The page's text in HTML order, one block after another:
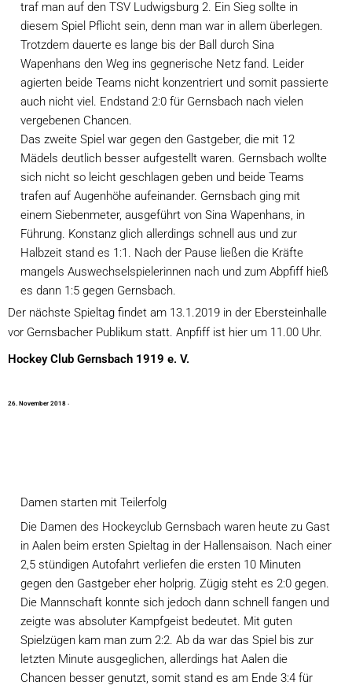
traf man auf den TSV Ludwigsburg 2. Ein Sieg sollte in
diesem Spiel Pflicht sein, denn man war in allem überlegen.
Trotzdem dauerte es lange bis der Ball durch Sina
Wapenhans den Weg ins gegnerische Netz fand. Leider
agierten beide Teams nicht konzentriert und somit passierte
auch nicht viel. Endstand 2:0 für Gernsbach nach vielen
vergebenen Chancen.
Das zweite Spiel war gegen den Gastgeber, die mit 12
Mädels deutlich besser aufgestellt waren. Gernsbach wollte
sich nicht so leicht geschlagen geben und beide Teams
trafen auf Augenhöhe aufeinander. Gernsbach ging mit
einem Siebenmeter, ausgeführt von Sina Wapenhans, in
Führung. Konstanz glich allerdings schnell aus und zur
Halbzeit stand es 1:1. Nach der Pause ließen die Kräfte
mangels Auswechselspielerinnen nach und zum Abpfiff hieß
es dann 1:5 gegen Gernsbach.
Der nächste Spieltag findet am 13.1.2019 in der Ebersteinhalle
vor Gernsbacher Publikum statt. Anpfiff ist hier um 11.00 Uhr.
Hockey Club Gernsbach 1919 e. V.
26 November 201 8 ·
Damen starten mit Teilerfolg
Die Damen des Hockeyclub Gernsbach waren heute zu Gast
in Aalen beim ersten Spieltag in der Hallensaison. Nach einer
2,5 stündigen Autofahrt verliefen die ersten 10 Minuten
gegen den Gastgeber eher holprig. Zügig steht es 2:0 gegen.
Die Mannschaft konnte sich jedoch dann schnell fangen und
zeigte was absoluter Kampfgeist bedeutet. Mit guten
Spielzügen kam man zum 2:2. Ab da war das Spiel bis zur
letzten Minute ausgeglichen, allerdings hat Aalen die
Chancen besser genutzt, somit stand es am Ende 3:4 für